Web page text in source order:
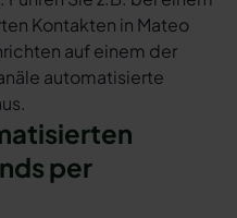
Kontakten in Mateo
auf einem der
automatisierte
per